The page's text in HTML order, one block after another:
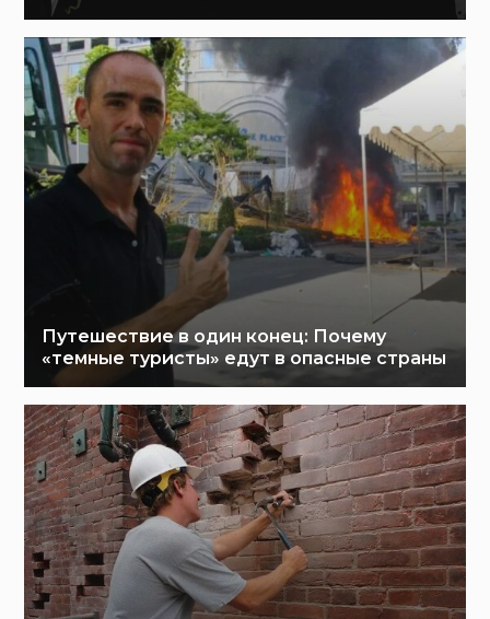
Путешествие в один конец: Почему
«темные туристы» едут в опасные страны